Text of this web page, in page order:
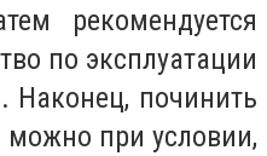
рекомендуется
по эксплуатации
Наконец, починить
при условии,